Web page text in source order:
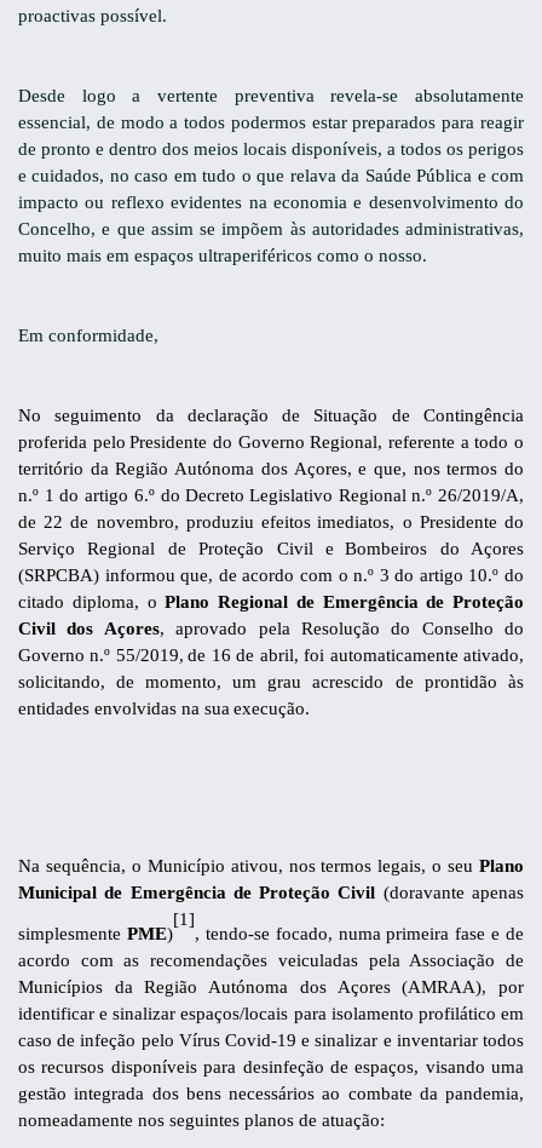
proactivas possível.
Desde logo a vertente preventiva revela-se absolutamente
essencial, de modo a todos podermos estar preparados para reagir
de pronto e dentro dos meios locais disponíveis, a todos os perigos
e cuidados, no caso em tudo o que relava da Saúde Pública e com
impacto ou reflexo evidentes na economia e desenvolvimento do
Concelho, e que assim se impõem às autoridades administrativas,
muito mais em espaços ultraperiféricos como o nosso.
Em conformidade,
No seguimento da declaração de Situação de Contingência
proferida pelo Presidente do Governo Regional, referente a todo o
território da Região Autónoma dos Açores, e que, nos termos do
n.º 1 do artigo 6.º do Decreto Legislativo Regional n.º 26/2019/A,
de 22 de novembro, produziu efeitos imediatos, o Presidente do
Serviço Regional de Proteção Civil e
Bombeiros do Açores
(SRPCBA) informou que, de acordo com o n.º 3 do artigo 10.º do
citado diploma, oPlano Regional de Emergência de Proteção
Civil dos
Açores, aprovado pela Resolução do Conselho do
Governo n.º 55/2019, de 16 de abril, foi automaticamente ativado,
solicitando, de
momento, um grau acrescido de prontidão às
entidades envolvidas na sua execução.
Na sequência, o Município ativou, nos termos legais, o seu Plano
Municipal de Emergência de Proteção Civil (doravante apenas
simplesmente PME)
[1]
, tendo-se focado, numa primeira fase e de
acordo com as recomendações veiculadas pela Associação de
Municípios da Região Autónoma dos Açores (AMRAA), por
identificar e sinalizar espaços/locais para isolamento profilático em
caso de infeção pelo Vírus Covid-19 e sinalizar e inventariar todos
os recursos disponíveis para desinfeção de espaços, visando uma
gestão integrada dos bens necessários ao combate da pandemia,
nomeadamente nos seguintes planos de atuação: